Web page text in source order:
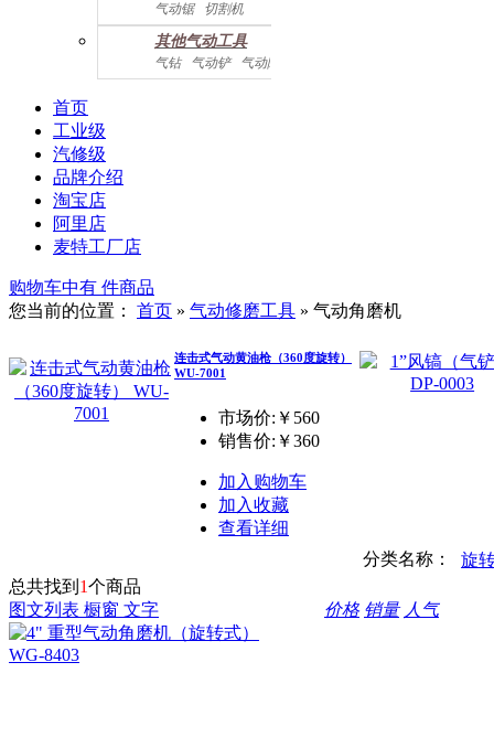
气动锯 切割机
气动曲线剪
其他气动工具
气钻 气动铲 气动除锈机
气动拉钉机 气动喷漆枪
首页
工业级
汽修级
品牌介绍
淘宝店
阿里店
麦特工厂店
购物车中有 件商品
您当前的位置： 首页 » 气动修磨工具 » 气动角磨机
连击式气动黄油枪（360度旋转）
WU-7001
市场价:￥560
销售价: ￥360
加入购物车
加入收藏
查看详细
分类名称：
旋
总共找到 1个商品
图文列表 橱窗 文字 价格 销量 人气